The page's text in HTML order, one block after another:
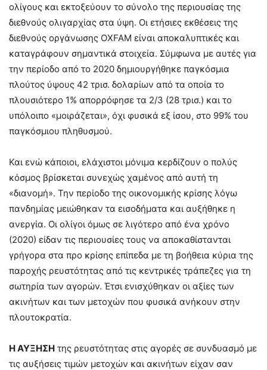
ολίγους και εκτοξεύουν το σύνολο της περιουσίας της
διεθνούς ολιγαρχίας στα ύψη. Οι ετήσιες εκθέσεις της
διεθνούς οργάνωσης OXFAM είναι αποκαλυπτικές και
καταγράφουν σημαντικά στοιχεία. Σύμφωνα με αυτές για
την περίοδο από το 2020 δημιουργήθηκε παγκόσμια
πλούτος ύψους 42 τρισ. δολαρίων από τα οποία το
πλουσιότερο 1% απορρόφησε τα 2/3 (28 τρισ.) και το
υπόλοιπο «μοιράζεται», όχι φυσικά εξ ίσου, στο 99% του
παγκόσμιου πληθυσμού.
Και ενώ κάποιοι, ελάχιστοι μόνιμα κερδίζουν ο πολύς
κόσμος βρίσκεται συνεχώς χαμένος από αυτή τη
«διανομή». Την περίοδο της οικονομικής κρίσης λόγω
πανδημίας μειώθηκαν τα εισοδήματα και αυξήθηκε η
ανεργία. Οι ολίγοι όμως σε λιγότερο από ένα χρόνο
(2020) είδαν τις περιουσίες τους να αποκαθίστανται
γρήγορα στα προ κρίσης επίπεδα με τη βοήθεια κύρια της
παροχής ρευστότητας από τις κεντρικές τράπεζες για τη
σωτηρία των αγορών. Έτσι ενισχύθηκαν οι αξίες των
ακινήτων και των μετοχών που φυσικά ανήκουν στην
πλουτοκρατία.
Η ΑΥΞΗΣΗ της ρευστότητας στις αγορές σε συνδυασμό με
τις αυξήσεις τιμών μετοχών και ακινήτων είχαν σαν